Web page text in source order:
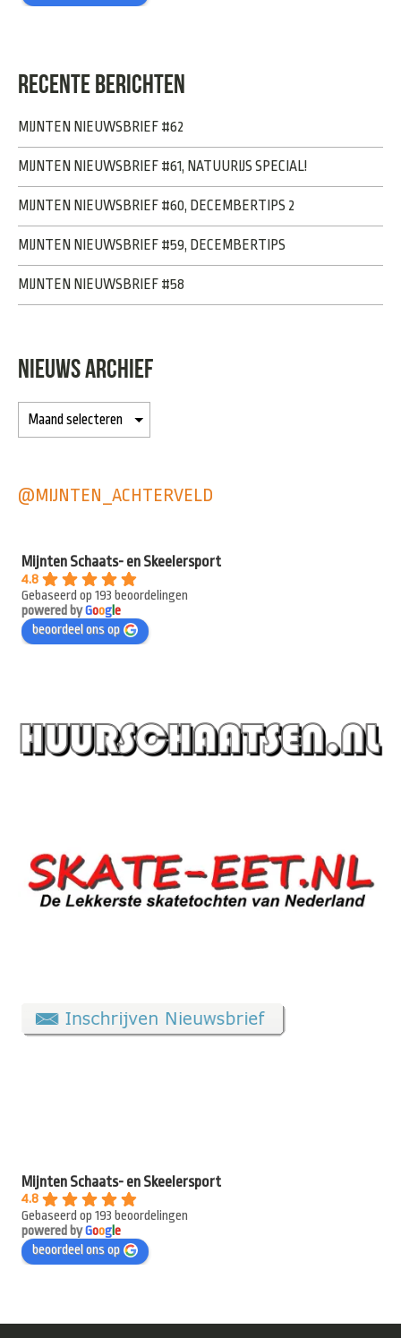
RECENTE BERICHTEN
MIJNTEN NIEUWSBRIEF #62
MIJNTEN NIEUWSBRIEF #61, NATUURIJS SPECIAL!
MIJNTEN NIEUWSBRIEF #60, DECEMBERTIPS 2
MIJNTEN NIEUWSBRIEF #59, DECEMBERTIPS
MIJNTEN NIEUWSBRIEF #58
NIEUWS ARCHIEF
@MIJNTEN_ACHTERVELD
Mijnten Schaats- en Skeelersport
4.8
Gebaseerd op 193 beoordelingen
powered byGooge
beoordeel ons op
Mijnten Schaats- en Skeelersport
4.8
Gebaseerd op 193 beoordelingen
powered byGooge
beoordeel ons op